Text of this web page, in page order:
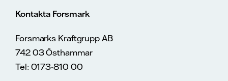
Kontakta Forsmark
Forsmarks Kraftgrupp AB
742 03 Östhammar
Tel: 0173-810 00